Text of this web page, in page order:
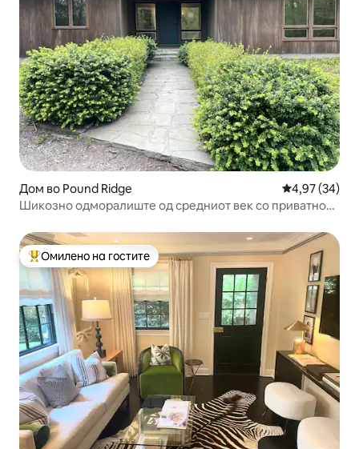
Дом во Pound Ridge Просечна
4,97 (34)
Шикозно одморалиште од средниот век со приватно
Меѓу најуспешните „Омилени на гостите“
Омилено на гостите